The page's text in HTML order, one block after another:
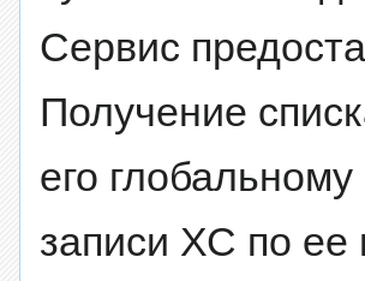
Сервис
Получение
его
записи ХС по ее